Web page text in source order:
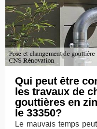
Qui peut être
les travaux de
gouttières en
le 33350?
Le mauvais temps